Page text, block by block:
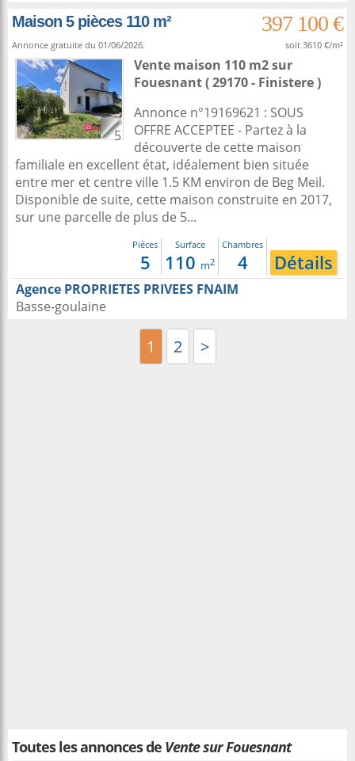
Maison 5 pièces 110 m²
397 100 €
Annonce gratuite du 01/06/2026. soit 3610 €/m²
5
Vente maison 110 m2sur
Fouesnant( 29170 - Finistere )
Annonce n°19169621 : SOUS
OFFRE ACCEPTEE - Partez à la
découverte de cette maison
familiale en excellent état, idéalement bien située
entre mer et centre ville 1.5 KM environ de Beg Meil.
Disponible de suite, cette maison construite en 2017,
sur une parcelle de plus de 5...
Pièces
5
Surface
110 m2
Chambres
4 Détails
Agence PROPRIETES PRIVEES FNAIM
Basse-goulaine
1 2 >
Toutes les annonces de Vente sur Fouesnant